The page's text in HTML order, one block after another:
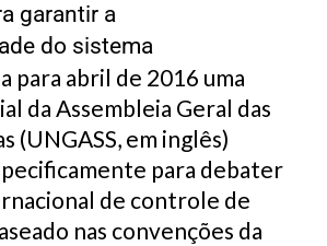
garantir a
do sistema
para abril de 2016 uma
da Assembleia Geral das
(UNGASS, em inglês)
para debater
de controle de
nas convenções da